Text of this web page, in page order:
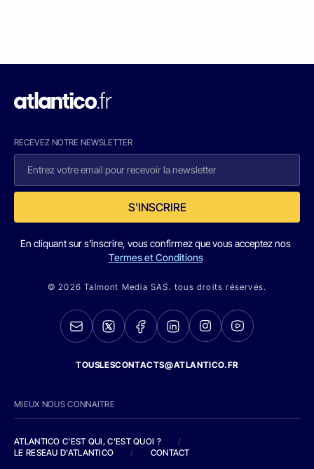
RECEVEZ NOTRE NEWSLETTER
S'INSCRIRE
En cliquant sur s'inscrire, vous confirmez que vous acceptez nos
Termes et Conditions
© 2026 Talmont Media SAS. tous droits réservés.
TOUSLESCONTACTS@ATLANTICO.FR
MIEUX NOUS CONNAITRE
ATLANTICO C'EST QUI, C'EST QUOI ?
/
LE RESEAU D'ATLANTICO
/ CONTACT